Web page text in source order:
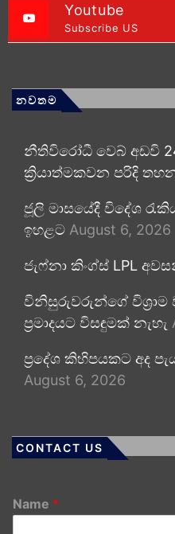
Youtube
Subscribe US
නවතම
නීතිවිරෝධී වෙබ් අඩවි
ක්‍රියාත්මකවන පරිදි
ජූලි මාසයේදී විදේශ
ඉහළට August 6, 2026
ජැෆ්නා කිංග්ස් LPL
විනිසුරුවරුන්ගේ විශ්‍රාම
ප්‍රමාදයට විසඳුමක් නැහැ
ප්‍රදේශ කිහිපයකට අද
August 6, 2026
CONTACT US
Name *